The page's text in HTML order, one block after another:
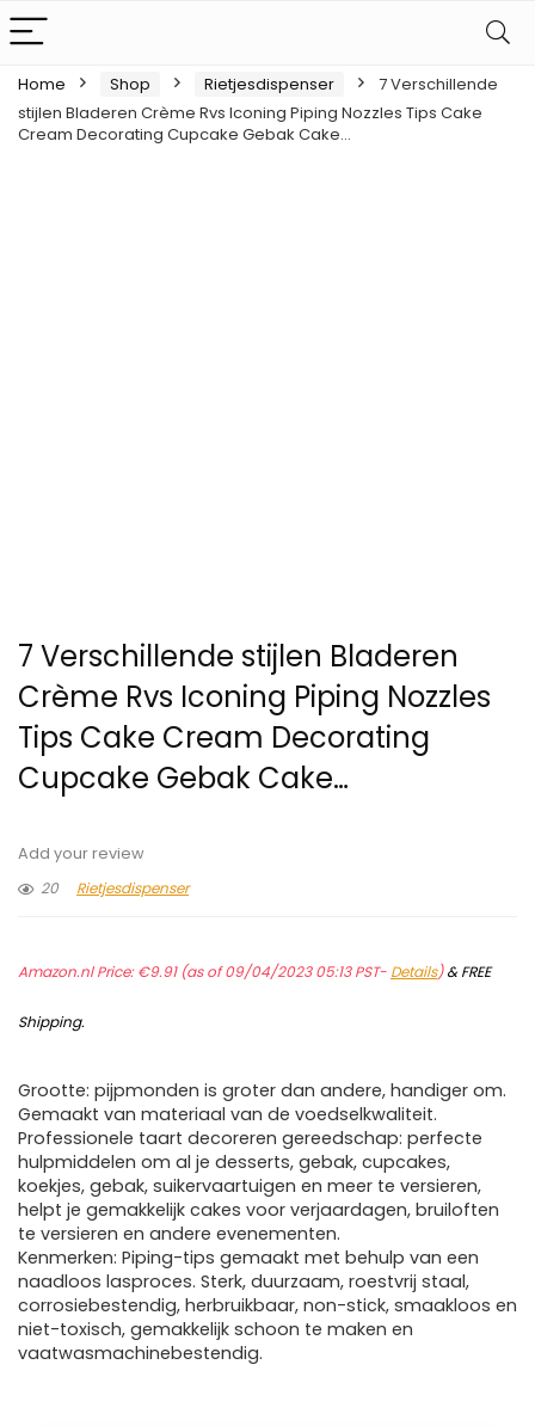
Home Shop Rietjesdispenser
7 Verschillende
stijlen Bladeren Crème Rvs Iconing Piping Nozzles Tips Cake
Cream Decorating Cupcake Gebak Cake…
7 Verschillende stijlen Bladeren
Crème Rvs Iconing Piping Nozzles
Tips Cake Cream Decorating
Cupcake Gebak Cake…
Add your review
20
Rietjesdispenser
Amazon.nl Price:€9.91(as of 09/04/2023 05:13 PST- Details)&FREE
Shipping.
Grootte: pijpmonden is groter dan andere, handiger om.
Gemaakt van materiaal van de voedselkwaliteit.
Professionele taart decoreren gereedschap: perfecte
hulpmiddelen om al je desserts, gebak, cupcakes,
koekjes, gebak, suikervaartuigen en meer te versieren,
helpt je gemakkelijk cakes voor verjaardagen, bruiloften
te versieren en andere evenementen.
Kenmerken: Piping-tips gemaakt met behulp van een
naadloos lasproces. Sterk, duurzaam, roestvrij staal,
corrosiebestendig, herbruikbaar, non-stick, smaakloos en
niet-toxisch, gemakkelijk schoon te maken en
vaatwasmachinebestendig.